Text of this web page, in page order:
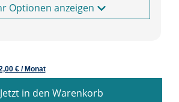
Optionen anzeigen
Jetzt in den Warenkorb